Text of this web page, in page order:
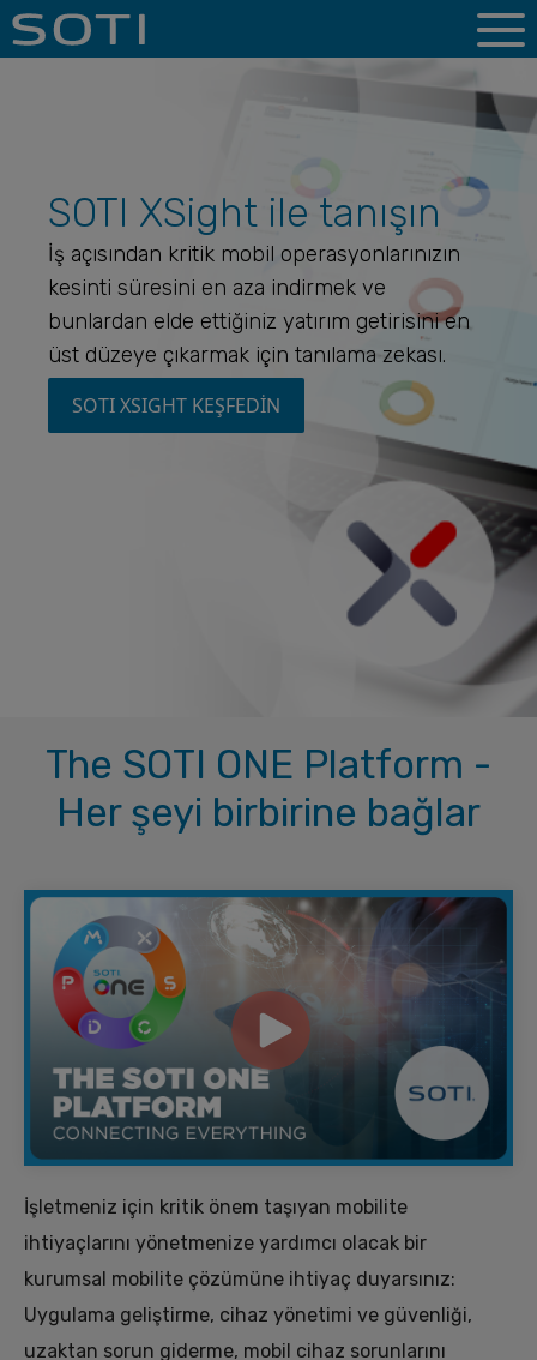
SOTI XSight ile tanışın
İş açısından kritik mobil operasyonlarınızın
kesinti süresini en aza indirmek ve
bunlardan elde ettiğiniz yatırım getirisini en
üst düzeye çıkarmak için tanılama zekası.
SOTI XSIGHT KEŞFEDİN
The SOTI ONE Platform -
Her şeyi birbirine bağlar
İşletmeniz için kritik önem taşıyan mobilite
ihtiyaçlarını yönetmenize yardımcı olacak bir
kurumsal mobilite çözümüne ihtiyaç duyarsınız:
Uygulama geliştirme, cihaz yönetimi ve güvenliği,
uzaktan sorun giderme, mobil cihaz sorunlarını